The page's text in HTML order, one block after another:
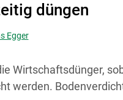
düngen
Egger
Wirtschaftsdünger,
werden.